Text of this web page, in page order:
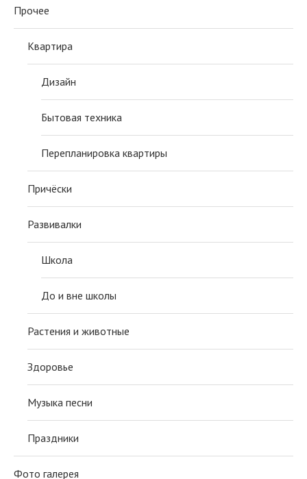
Прочее
Квартира
Дизайн
Бытовая техника
Перепланировка квартиры
Причёски
Развивалки
Школа
До и вне школы
Растения и животные
Здоровье
Музыка песни
Праздники
Фото галерея